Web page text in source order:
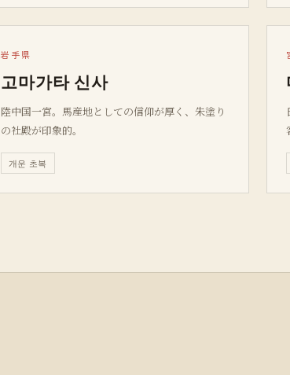
岩手県
고마가타 신사
陸中国一宮。馬産地としての信仰が厚く、朱塗り
の社殿が印象的。
개운 초복